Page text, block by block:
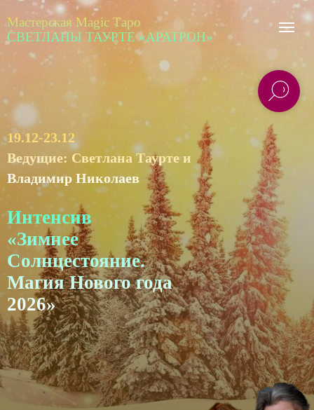
Мастерская Magic Таро
СВЕТЛАНЫ ТАУРТЕ «АРАТРОН»
19.12-23.12
Ведущие: Светлана Таурте и
Владимир Николаев
Интенсив
«Зимнее
Солнцестояние.
Магия Нового года
2026»